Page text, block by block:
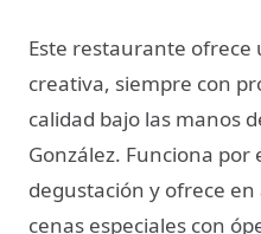
Este restaurante
creativa, siempre con
calidad bajo las manos
González. Funciona por
degustación y ofrece
cenas especiales con